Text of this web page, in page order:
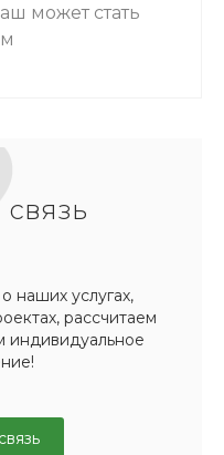
может стать
наших услугах,
рассчитаем
индивидуальное